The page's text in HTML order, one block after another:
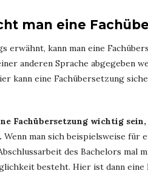
man eine
erwähnt, kann man eine
anderen Sprache abgegeben
kann eine Fachübersetzung
Fachübersetzung wichtig
Wenn man sich beispielsweise für
des Bachelors
besteht. Hier ist dann eine